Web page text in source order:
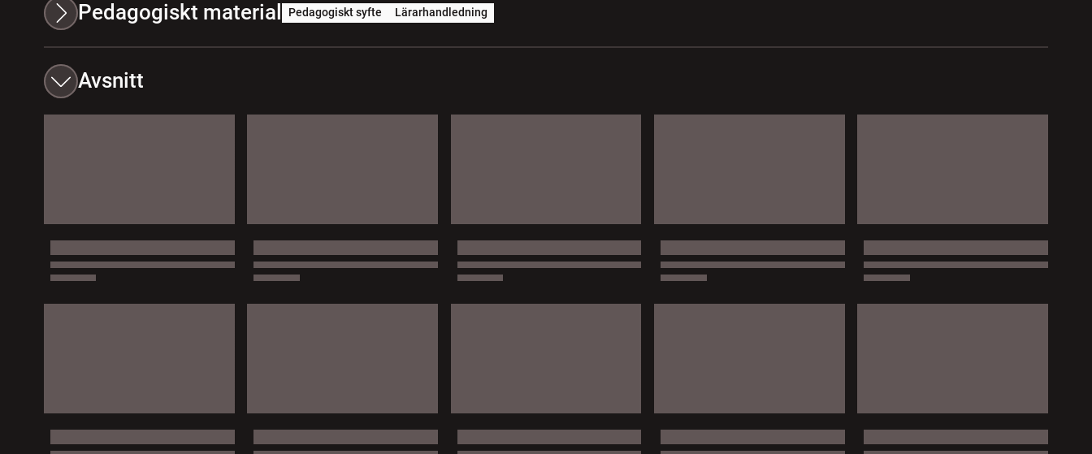
Pedagogiskt material Pedagogiskt syfte Lärarhandledning
Avsnitt